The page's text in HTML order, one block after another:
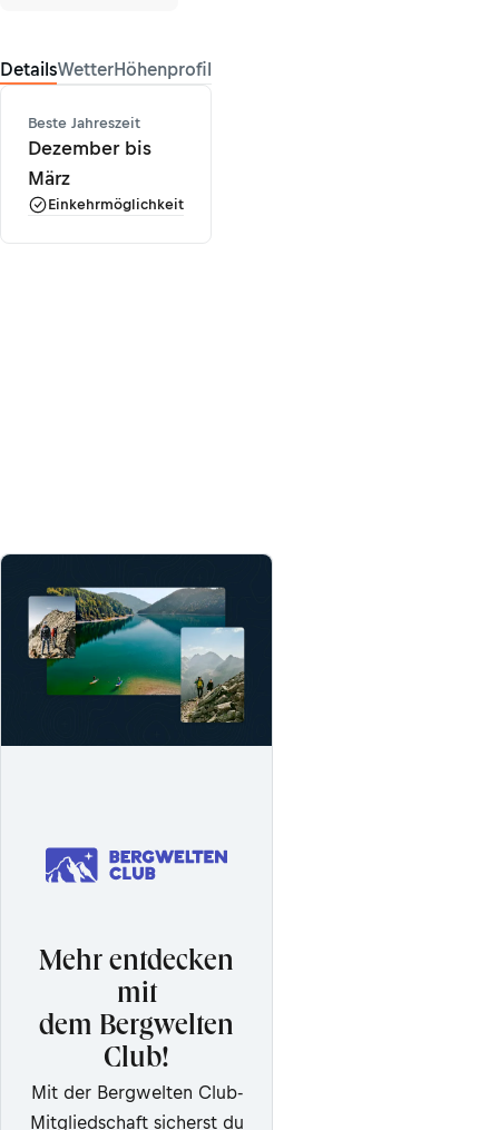
DetailsWetterHöhenprofil
Beste Jahreszeit
Dezember bis
März
Einkehrmöglichkeit
Mehr entdecken
mit
dem Bergwelten
Club!
Mit der Bergwelten Club-
Mitgliedschaft sicherst du